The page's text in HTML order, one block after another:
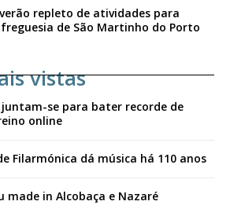
repleto de atividades para
de São Martinho do Porto
vistas
juntam-se para bater recorde de
online
Filarmónica dá música há 110 anos
made in Alcobaça e Nazaré